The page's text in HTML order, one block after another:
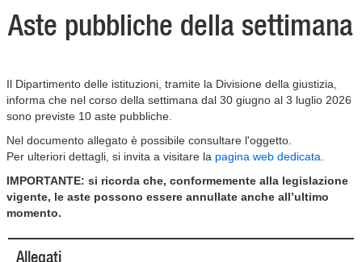
Aste pubbliche della settimana
Il Dipartimento delle istituzioni, tramite la Divisione della giustizia,
informa che nel corso della settimana dal 30 giugno al 3 luglio 2026
sono previste 10 aste pubbliche.
Nel documento allegato è possibile consultare l'oggetto.
Per ulteriori dettagli, si invita a visitare la pagina web dedicata
IMPORTANTE: si ricorda che, conformemente alla legislazione
vigente, le aste possono essere annullate anche all’ultimo
momento.
Allegati